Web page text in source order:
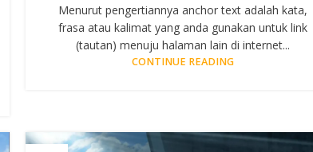
Menurut pengertiannya anchor text adalah kata,
frasa atau kalimat yang anda gunakan untuk link
(tautan) menuju halaman lain di internet...
CONTINUE READING